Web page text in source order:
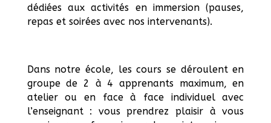
dédiées aux activités en immersion (pauses,
repas et soirées avec nos intervenants).
Dans notre école, les cours se déroulent en
groupe de 2 à 4 apprenants maximum, en
atelier ou en face à face individuel avec
l’enseignant : vous prendrez plaisir à vous